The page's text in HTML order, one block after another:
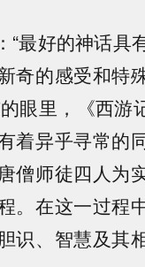
最好的神话具
奇的感受和特
眼里，《西游
着异乎寻常的
僧师徒四人为
。在这一过程
识、智慧及其